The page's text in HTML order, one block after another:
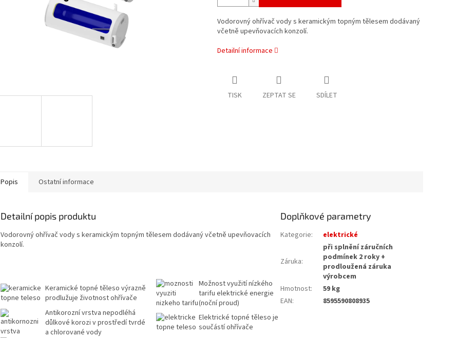
Vodorovný ohřívač vody s keramickým topným tělesem dodávaný
včetně upevňovacích konzolí.
Detailní informace
TISK ZEPTAT SE SDÍLET
Popis Ostatní informace
Detailní popis produktu
Vodorovný ohřívač vody s keramickým topným tělesem dodávaný včetně upevňovacích
konzolí.
Keramické topné těleso výrazně
prodlužuje životnost ohřívače
Možnost využití nízkého
tarifu elektrické energie
(noční proud)
Antikorozní vrstva nepodléhá
důlkové korozi v prostředí tvrdé
a chlorované vody
Elektrické topné těleso je
součástí ohřívače
Doplňkové parametry
Kategorie: elektrické
Záruka:
při splnění záručních
podmínek 2 roky +
prodloužená záruka
výrobcem
Hmotnost:
59 kg
EAN: 8595590808935